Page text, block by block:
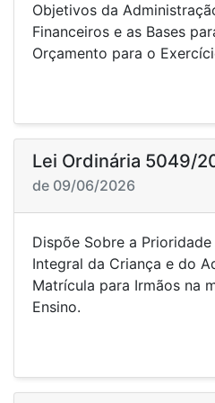
Objetivos da
Financeiros e as Bases
Orçamento para o
Lei Ordinária 5049/
de 09/06/2026
Dispõe Sobre a
Integral da Criança e do
Matrícula para Irmãos na
Ensino.